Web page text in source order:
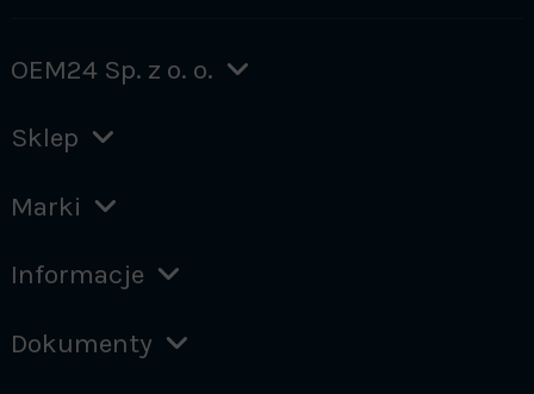
OEM24 Sp. z o. o.
Sklep
Marki
Informacje
Dokumenty